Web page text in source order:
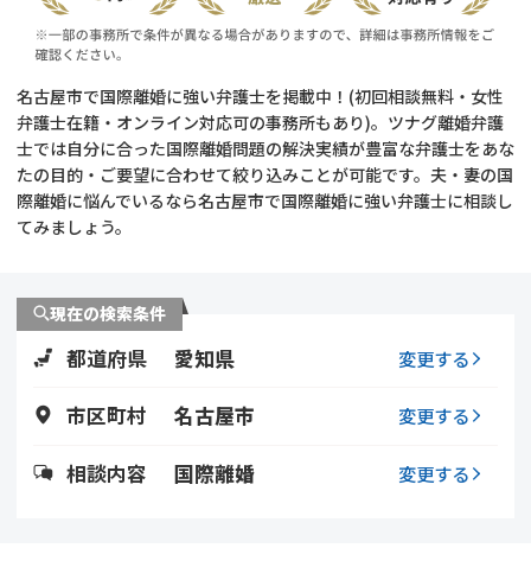
DV
不貞・不倫慰謝料請求
財産分与
養育費
離婚の相談先
名古屋市で国際離婚に強い弁護士を掲載中！(初回相談無料・女性
弁護士在籍・オンライン対応可の事務所もあり)。ツナグ離婚弁護
士では自分に合った国際離婚問題の解決実績が豊富な弁護士をあな
たの目的・ご要望に合わせて絞り込みことが可能です。夫・妻の国
際離婚に悩んでいるなら名古屋市で国際離婚に強い弁護士に相談し
てみましょう。
現在の検索条件
都道府県 愛知県 変更する
市区町村 名古屋市 変更する
相談内容 国際離婚 変更する